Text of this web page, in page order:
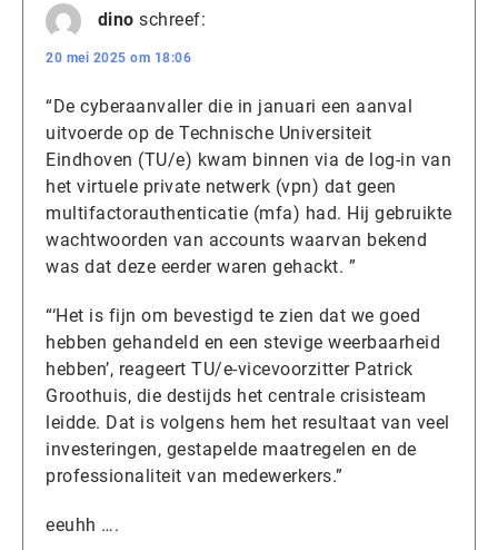
dino schreef:
20 mei 2025 om 18:06
“De cyberaanvaller die in januari een aanval
uitvoerde op de Technische Universiteit
Eindhoven (TU/e) kwam binnen via de log-in van
het virtuele private netwerk (vpn) dat geen
multifactorauthenticatie (mfa) had. Hij gebruikte
wachtwoorden van accounts waarvan bekend
was dat deze eerder waren gehackt. ”
“‘Het is fijn om bevestigd te zien dat we goed
hebben gehandeld en een stevige weerbaarheid
hebben’, reageert TU/e-vicevoorzitter Patrick
Groothuis, die destijds het centrale crisisteam
leidde. Dat is volgens hem het resultaat van veel
investeringen, gestapelde maatregelen en de
professionaliteit van medewerkers.”
eeuhh ….